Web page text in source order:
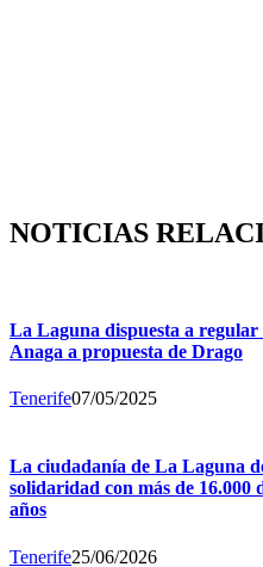
NOTICIAS
La Laguna dispuesta a regular
Anaga a propuesta de Drago
Tenerife07/05/2025
La ciudadanía de La Laguna
solidaridad con más de 16.000
años
Tenerife25/06/2026